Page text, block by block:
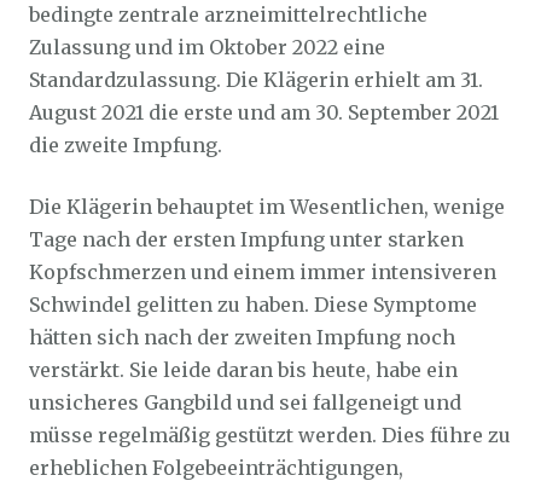
bedingte zentrale arzneimittelrechtliche
Zulassung und im Oktober 2022 eine
Standardzulassung. Die Klägerin erhielt am 31.
August 2021 die erste und am 30. September 2021
die zweite Impfung.
Die Klägerin behauptet im Wesentlichen, wenige
Tage nach der ersten Impfung unter starken
Kopfschmerzen und einem immer intensiveren
Schwindel gelitten zu haben. Diese Symptome
hätten sich nach der zweiten Impfung noch
verstärkt. Sie leide daran bis heute, habe ein
unsicheres Gangbild und sei fallgeneigt und
müsse regelmäßig gestützt werden. Dies führe zu
erheblichen Folgebeeinträchtigungen,